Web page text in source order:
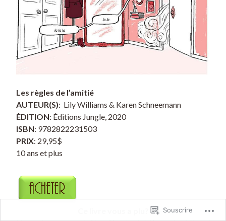
Les règles de l’amitié
AUTEUR(S): Lily Williams & Karen Schneemann
ÉDITION: Éditions Jungle, 2020
ISBN: 9782822231503
PRIX: 29,95$
10 ans et plus
Souscrire